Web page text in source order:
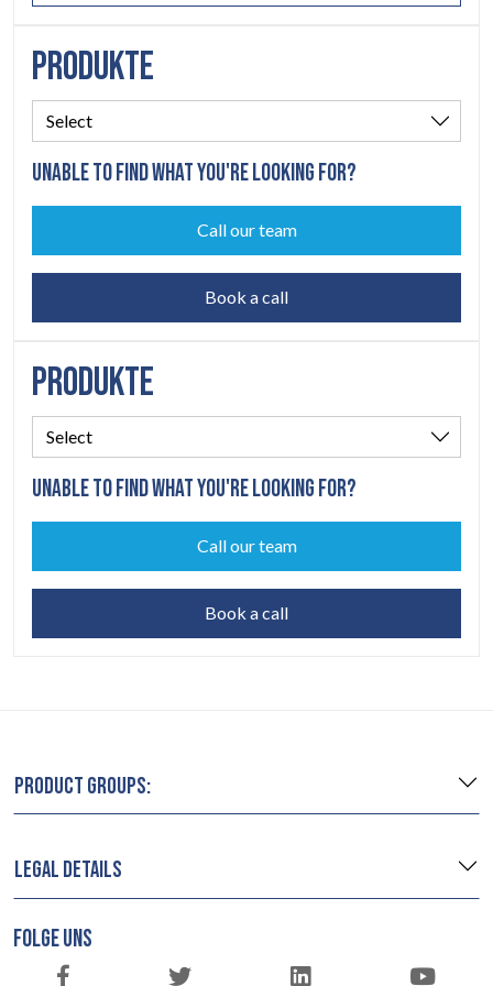
PRODUKTE
UNABLE TO FIND WHAT YOU'RE LOOKING FOR?
Call our team
Book a call
PRODUKTE
UNABLE TO FIND WHAT YOU'RE LOOKING FOR?
Call our team
Book a call
PRODUCT GROUPS:
LEGAL DETAILS
FOLGE UNS